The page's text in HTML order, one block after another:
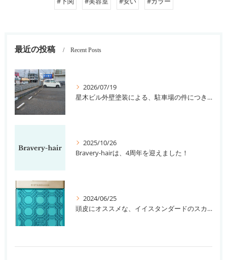
最近の投稿 Recent Posts
2026/07/19
星木ビル外壁塗装による、駐車場の件につきまして。
2025/10/26
Bravery-hairは、4周年を迎えました！
2024/06/25
頭皮にオススメな、イイスタンダードのスカルプ系シャンプー＆トリートメントです！